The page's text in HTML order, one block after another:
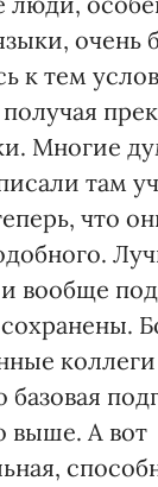
очень
к тем
Многие
там
что
вообще
выше. А вот